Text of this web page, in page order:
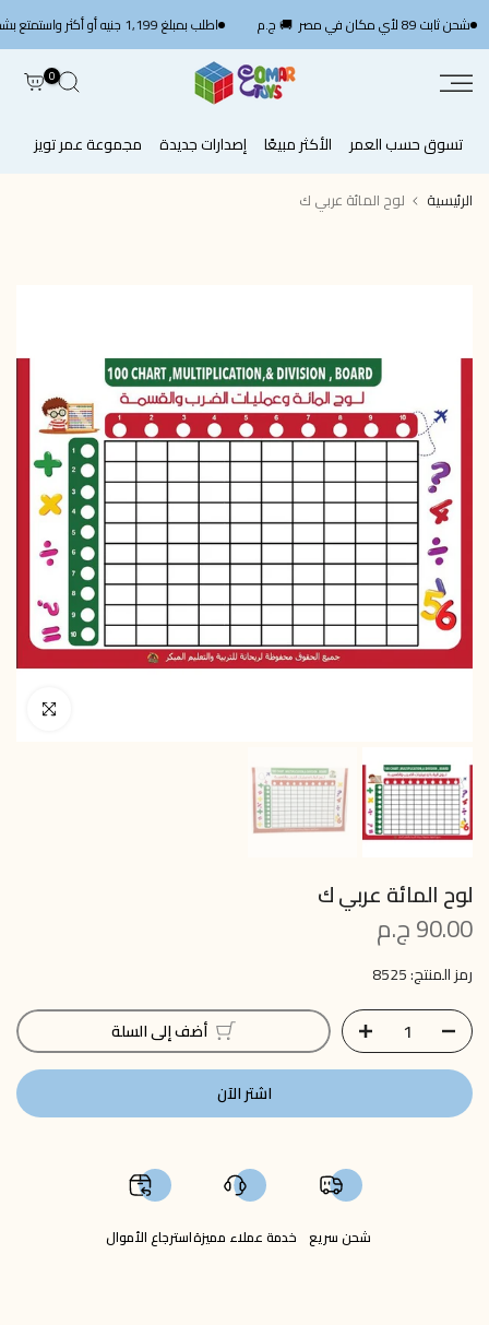
الانتقال
إلى
المحتوى
شحن ثابت 89 لأي مكان في مصر 🚚 ج.م اطلب بمبلغ 1,199 جنيه أو أكثر واستمتع بشحن سريع مجاني — استخدم الكود
0
تسوق حسب العمر الأكثر مبيعًا إصدارات جديدة مجموعة عمر تويز
الرئيسية لوح المائة عربي ك
انقر للتكبير
لوح المائة عربي ك
90.00 ج.م
رمز المنتج:8525
أضف إلى السلة
اشتر الآن
شحن سريع خدمة عملاء مميزةاسترجاع الأموال